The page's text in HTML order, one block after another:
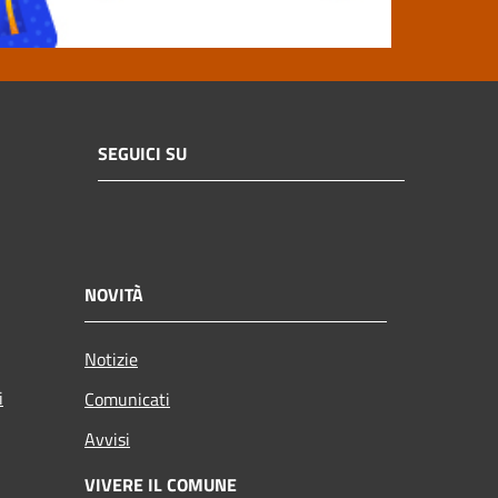
SEGUICI SU
NOVITÀ
Notizie
Comunicati
Avvisi
VIVERE IL COMUNE